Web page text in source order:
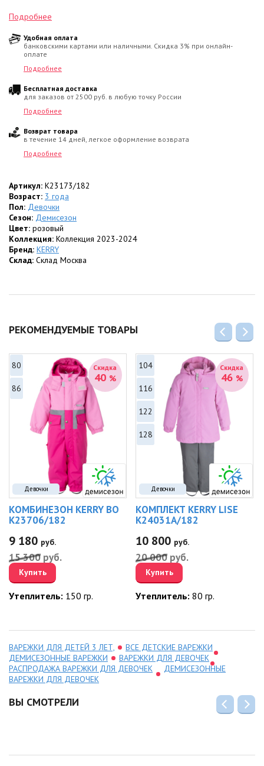
• Рукавицы
• В элементы кроя интегрированы
для безопасности в темное время суток.
Состав ткани:
• Подкладка: 100% Полиэстер.
Цвет:Яркий пурпурно-розовый / брезентово-серый.
Подробнее
Удобная оплата
банковскими картами или наличными. Скидка 3% при онлайн-
оплате
Подробнее
Бесплатная доставка
для заказов от 2500 руб. в любую точку России
Подробнее
Возврат товара
в течение 14 дней, легкое оформление возврата
Подробнее
Артикул: K23173/182
Возраст: 3 года
Пол: Девочки
Сезон: Демисезон
Цвет: розовый
Коллекция: Коллекция 2023-2024
Бренд: KERRY
Склад: Склад Москва
РЕКОМЕНДУЕМЫЕ ТОВАРЫ
Девочки
Скидка
40 %
80
86
КОМБИНЕЗОН KERRY BO
K23706/182
9 180 руб.
15 300 руб.
Купить
Утеплитель: 150 гр.
Девочки
Скидка
46 %
104
116
122
128
КОМПЛЕКТ KERRY LISE
K24031A/182
10 800 руб.
20 000 руб.
Купить
Утеплитель: 80 гр.
ВАРЕЖКИ ДЛЯ ДЕТЕЙ 3 ЛЕТ,
ВСЕ ДЕТСКИЕ ВАРЕЖКИ
ДЕМИСЕЗОННЫЕ ВАРЕЖКИ
ВАРЕЖКИ ДЛЯ ДЕВОЧЕК
РАСПРОДАЖА ВАРЕЖКИ ДЛЯ ДЕВОЧЕК
ДЕМИСЕЗОННЫЕ
ВАРЕЖКИ ДЛЯ ДЕВОЧЕК
ВЫ СМОТРЕЛИ